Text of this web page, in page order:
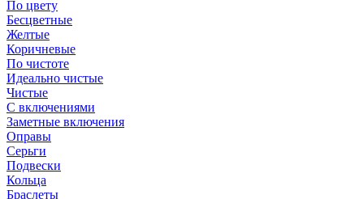
По цвету
Бесцветные
Желтые
Коричневые
По чистоте
Идеально чистые
Чистые
С включениями
Заметные включения
Оправы
Серьги
Подвески
Кольца
Браслеты